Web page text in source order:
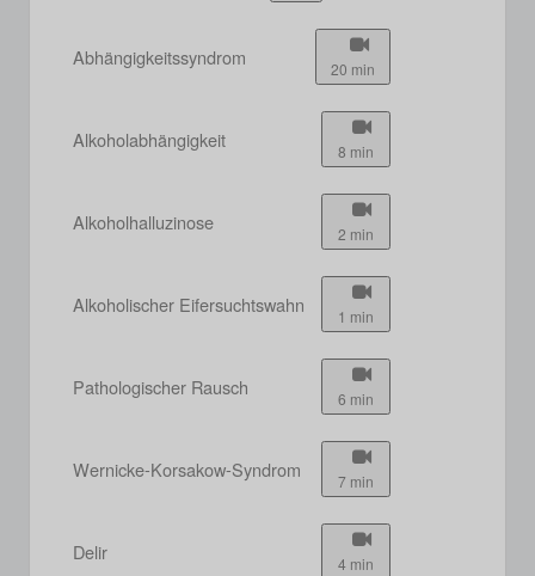
Abhängigkeitssyndrom 20 min
Alkoholabhängigkeit 8 min
Alkoholhalluzinose 2 min
Alkoholischer Eifersuchtswahn 1 min
Pathologischer Rausch 6 min
Wernicke-Korsakow-Syndrom 7 min
Delir 4 min